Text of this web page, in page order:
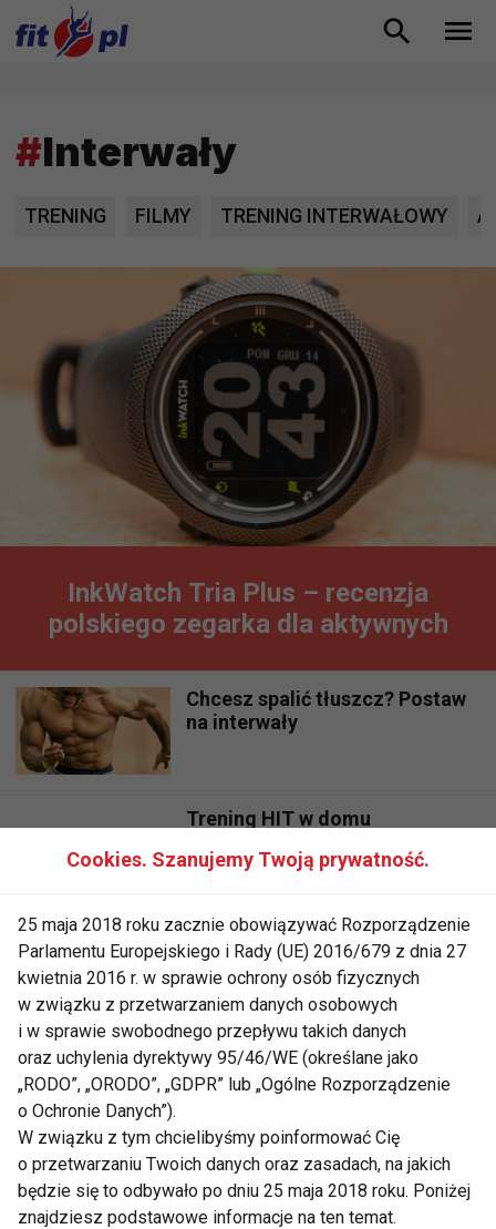
#Interwały
TRENING FILMY TRENING INTERWAŁOWY
InkWatch Tria Plus – recenzja
polskiego zegarka dla aktywnych
Chcesz spalić tłuszcz? Postaw
na interwały
Trening HIT w domu
Trening interwałowy
Nie przegap nowości ze
świata FIT!
Cookies. Szanujemy Twoją prywatność.
25 maja 2018 roku zacznie obowiązywać Rozporządzenie
Parlamentu Europejskiego i Rady (UE) 2016/679 z dnia 27
kwietnia 2016 r. w sprawie ochrony osób fizycznych
w związku z przetwarzaniem danych osobowych
i w sprawie swobodnego przepływu takich danych
oraz uchylenia dyrektywy 95/46/WE (określane jako
„RODO”, „ORODO”, „GDPR” lub „Ogólne Rozporządzenie
o Ochronie Danych”).
W związku z tym chcielibyśmy poinformować Cię
o przetwarzaniu Twoich danych oraz zasadach, na jakich
będzie się to odbywało po dniu 25 maja 2018 roku. Poniżej
znajdziesz podstawowe informacje na ten temat.